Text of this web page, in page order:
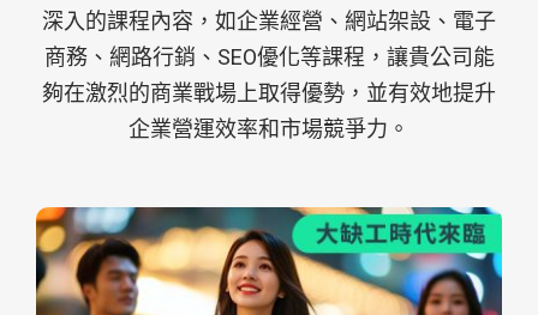
深入的課程內容，如企業經營、網站架設、電子
商務、網路行銷、SEO優化等課程，讓貴公司能
夠在激烈的商業戰場上取得優勢，並有效地提升
企業營運效率和市場競爭力。